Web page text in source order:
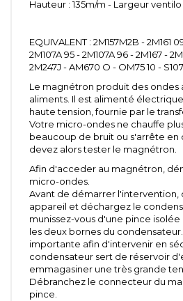
Hauteur : 135m/m - Largeur
EQUIVALENT : 2M157M2B - 2M161
2M107A 95 - 2M107A 96 - 2M167 -
2M247J - AM670 O - OM75 10 -
Le magnétron produit des ondes
aliments. Il est alimenté
haute tension, fournie par le
Votre micro-ondes ne chauffe
beaucoup de bruit ou s'arrête en
devez alors tester le magnétron.
Afin d'acceder au magnétron,
micro-ondes.
Avant de démarrer l'intervention,
appareil et déchargez le
munissez-vous d'une pince
les deux bornes du
importante afin d'intervenir en
condensateur sert de réservoir
emmagasiner une très grande
Débranchez le connecteur du
pince.